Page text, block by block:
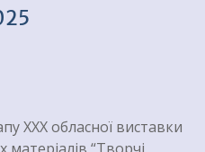
ХХХ обласної виставки